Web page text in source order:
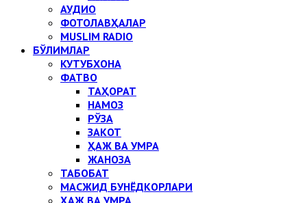
АУДИО
ФОТОЛАВҲАЛАР
MUSLIM RADIO
БЎЛИМЛАР
КУТУБХОНА
ФАТВО
ТАҲОРАТ
НАМОЗ
РЎЗА
ЗАКОТ
ҲАЖ ВА УМРА
ЖАНОЗА
ТАБОБАТ
МАСЖИД БУНЁДКОРЛАРИ
ҲАЖ ВА УМРА